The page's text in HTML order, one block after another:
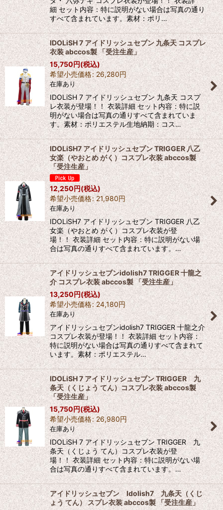
細 セット内容：特に説明がない場合は写真の通り
すべて含まれています。素材：ポリ…
IDOLiSH 7 アイドリッシュセブン 九条天 コスプレ
衣装 abccos製 「受注生産」
15,750円(税込)
希望小売価格: 26,280円
在庫あり
IDOLiSH 7 アイドリッシュセブン 九条天 コスプ
レ衣装が登場！！ 衣装詳細 セット内容：特に説
明がない場合は写真の通りすべて含まれていま
す。素材：ポリエステル生地納期：コス…
IDOLiSH7 アイドリッシュセブン TRIGGER 八乙
女楽（やおとめ がく）コスプレ衣装 abccos製
「受注生産」
12,250円(税込)
希望小売価格: 21,980円
在庫あり
IDOLiSH7 アイドリッシュセブン TRIGGER 八乙
女楽（やおとめ がく）コスプレ衣装が登
場！！ 衣装詳細 セット内容：特に説明がない場
合は写真の通りすべて含まれています。…
アイドリッシュセブンidolish7 TRIGGER 十龍之
介 コスプレ衣装 abccos製 「受注生産」
13,250円(税込)
希望小売価格: 24,180円
在庫あり
アイドリッシュセブンidolish7 TRIGGER 十龍之介
コスプレ衣装が登場！！ 衣装詳細 セット内容：
特に説明がない場合は写真の通りすべて含まれて
います。素材：ポリエステル…
IDOLiSH 7 アイドリッシュセブン TRIGGER 九
条天（くじょう てん）コスプレ衣装 abccos製
「受注生産」
15,750円(税込)
希望小売価格: 26,980円
在庫あり
IDOLiSH 7 アイドリッシュセブン TRIGGER 九
条天（くじょう てん）コスプレ衣装が登
場！！ 衣装詳細 セット内容：特に説明がない場
合は写真の通りすべて含まれています。…
アイドリッシュセブン Idolish7 九条天（くじ
ょう てん） スプレ衣装 abccos製 「受注生産」